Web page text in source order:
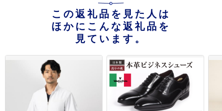
この返礼品を見た人は
ほかにこんな返礼品を
見ています。